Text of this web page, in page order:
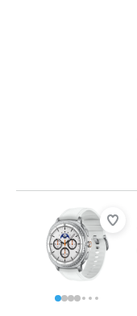
Bewertet mit 8,7 von